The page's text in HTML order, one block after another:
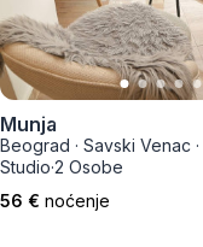
Munja
Beograd · Savski Venac ·
Studio·2 Osobe
56 € noćenje